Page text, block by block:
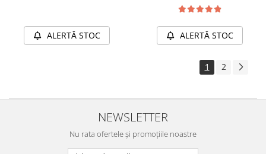
ALERTĂ STOC ALERTĂ STOC
1 2
NEWSLETTER
Nu rata ofertele și promoțiile noastre